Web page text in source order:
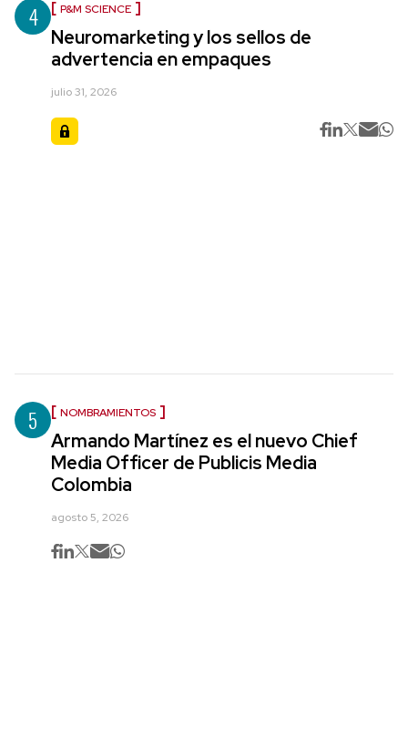
4 P&M SCIENCE
Neuromarketing y los sellos de
advertencia en empaques
julio 31, 2026
5 NOMBRAMIENTOS
Armando Martínez es el nuevo Chief
Media Officer de Publicis Media
Colombia
agosto 5, 2026